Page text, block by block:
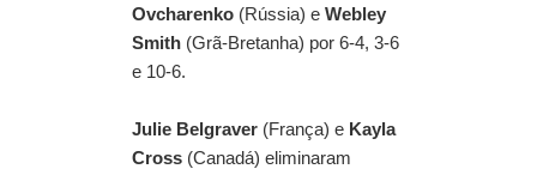
Ovcharenko (Rússia) e Webley
Smith (Grã-Bretanha) por 6-4, 3-6
e 10-6.
Julie Belgraver (França) e Kayla
Cross (Canadá) eliminaram